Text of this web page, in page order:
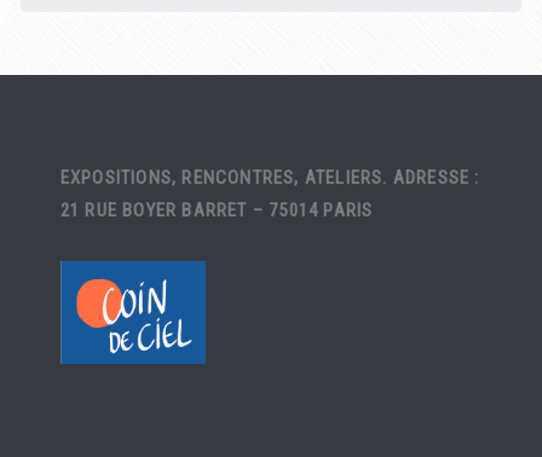
EXPOSITIONS, RENCONTRES, ATELIERS. ADRESSE :
21 RUE BOYER BARRET – 75014 PARIS